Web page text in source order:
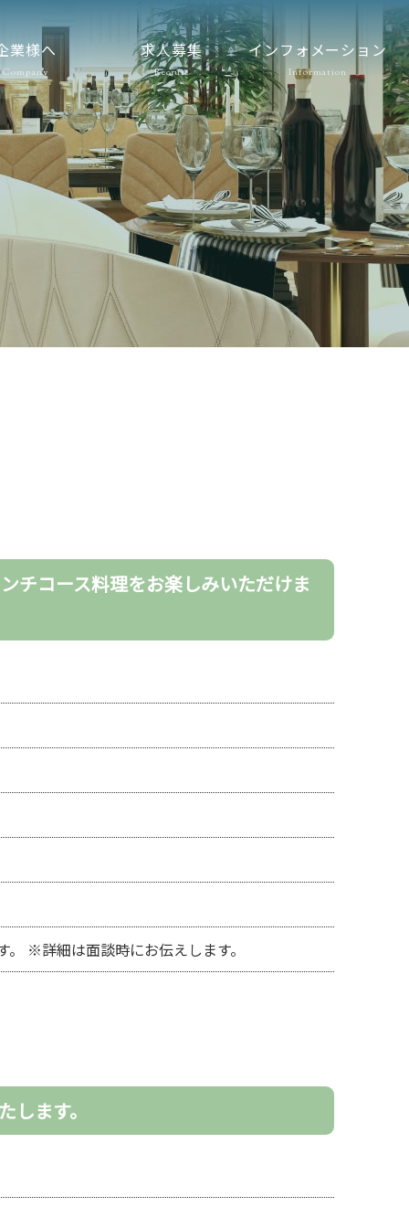
業様へ
Company
求人募集
Recruit
インフォメーション
Information
チコース料理をお楽しみいただけま
※詳細は面談時にお伝えします。
します。